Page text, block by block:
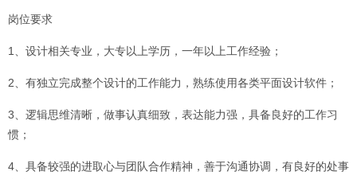
岗位要求
1、设计相关专业，大专以上学历，一年以上工作经验；
2、有独立完成整个设计的工作能力，熟练使用各类平面设计软件；
3、逻辑思维清晰，做事认真细致，表达能力强，具备良好的工作习
惯；
4、具备较强的进取心与团队合作精神，善于沟通协调，有良好的处事